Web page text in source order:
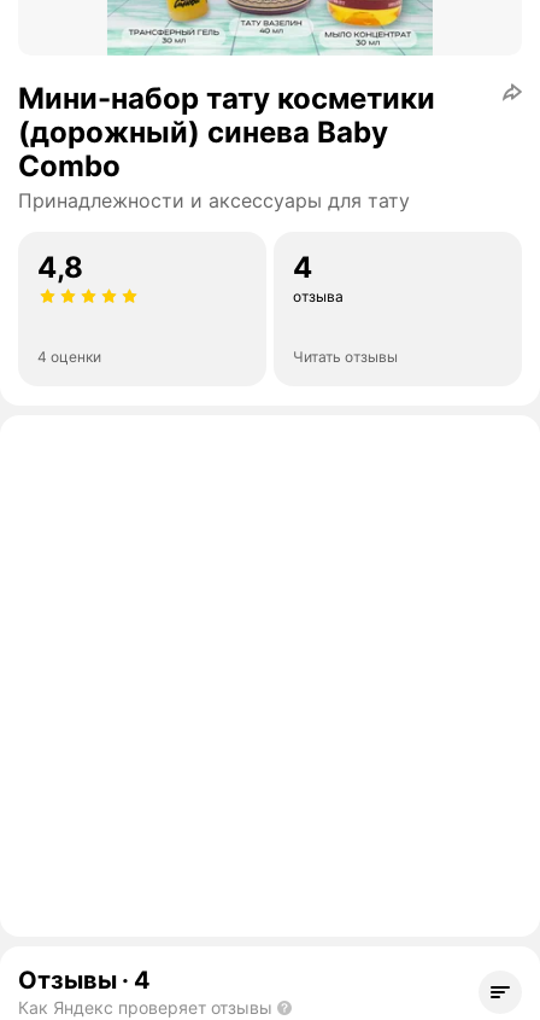
Мини-набор тату косметики
(дорожный) синева Baby
Combo
Принадлежности и аксессуары для тату
4,8
4 оценки
4
отзыва
Читать отзывы
Отзывы · 4
Как Яндекс проверяет отзывы